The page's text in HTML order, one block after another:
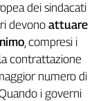
dei sindacati
devono attuare
, compresi i
contrattazione
numero di
i governi